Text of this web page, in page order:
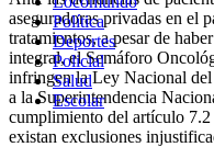
Política
Deportes
Policial
Salud
Escolar
aseguradoras privadas en el
tratamientos, a pesar de
integral, el Semáforo
infringen la Ley Nacional
a la Superintendencia
cumplimiento del artículo
existan exclusiones